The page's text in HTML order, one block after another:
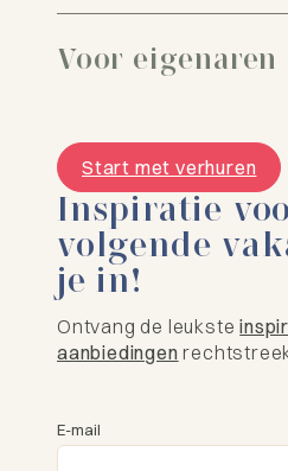
Voor eigenaren
Start met verhuren
Inspiratie
volgende
je in!
Ontvang de leukste
aanbiedingen
E-mail